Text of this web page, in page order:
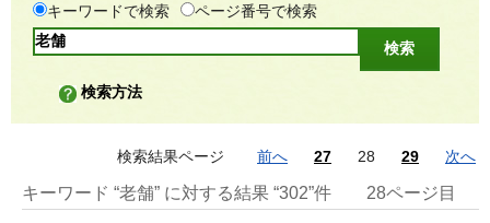
キーワードで検索
ページ番号で検索
検索方法
検索結果ページ 前へ 27 28 29 次へ
キーワード “老舗” に対する結果 “302”件 28ページ目